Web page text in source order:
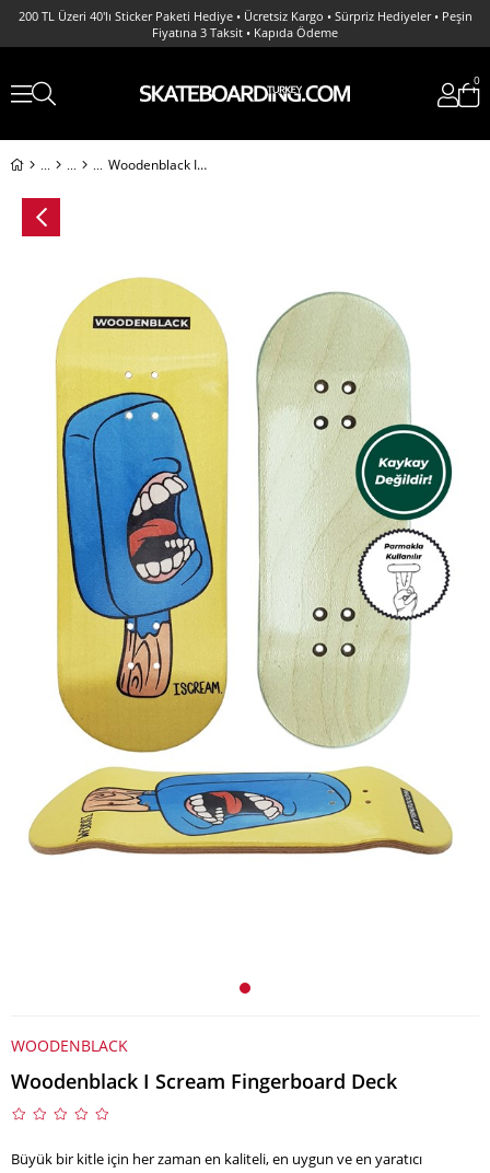
200 TL Üzeri 40'lı Sticker Paketi Hediye • Ücretsiz Kargo • Sürpriz Hediyeler • Peşin
Fiyatına 3 Taksit • Kapıda Ödeme
0
Woodenblack I Scream Fingerboard Deck
WOODENBLACK
Woodenblack I Scream Fingerboard Deck
Büyük bir kitle için her zaman en kaliteli, en uygun ve en yaratıcı